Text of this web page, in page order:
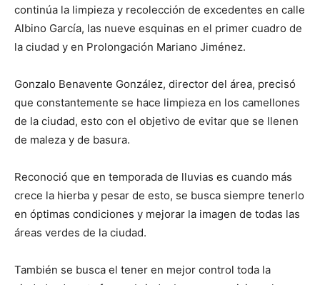
continúa la limpieza y recolección de excedentes en calle
Albino García, las nueve esquinas en el primer cuadro de
la ciudad y en Prolongación Mariano Jiménez.
Gonzalo Benavente González, director del área, precisó
que constantemente se hace limpieza en los camellones
de la ciudad, esto con el objetivo de evitar que se llenen
de maleza y de basura.
Reconoció que en temporada de lluvias es cuando más
crece la hierba y pesar de esto, se busca siempre tenerlo
en óptimas condiciones y mejorar la imagen de todas las
áreas verdes de la ciudad.
También se busca el tener en mejor control toda la